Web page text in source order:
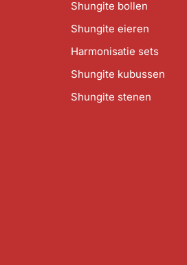
Shungite bollen
Shungite eieren
Harmonisatie sets
Shungite kubussen
Shungite stenen